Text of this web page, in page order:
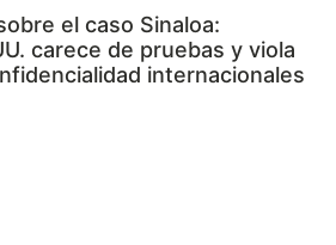
el caso Sinaloa:
carece de pruebas y viola
internacionales